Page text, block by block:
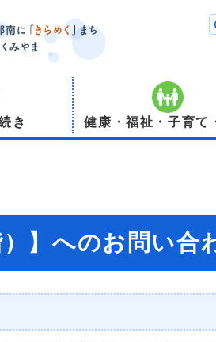
き 健康・福祉・子育て
）】へのお問い合